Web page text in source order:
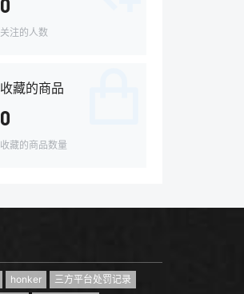
0
关注的人数
收藏的商品
0
收藏的商品数量
honker
三方平台处罚记录